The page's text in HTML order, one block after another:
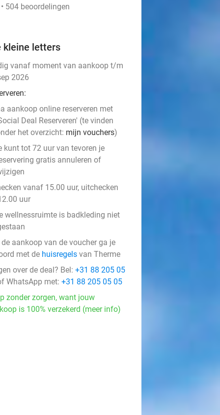
504 beoordelingen
kleine letters
vanaf moment van aankoop t/m
2026
aankoop online reserveren met
Deal Reserveren' (te vinden
het overzicht: mijn vouchers)
kunt tot 72 uur van tevoren je
gratis annuleren of
vanaf 15.00 uur, uitchecken
uur
wellnessruimte is badkleding niet
aankoop van de voucher ga je
met de huisregels van Therme
over de deal? Bel: +31 88 205 05
WhatsApp met: +31 88 205 05 05
zonder zorgen, want jouw
is 100% verzekerd (meer info)